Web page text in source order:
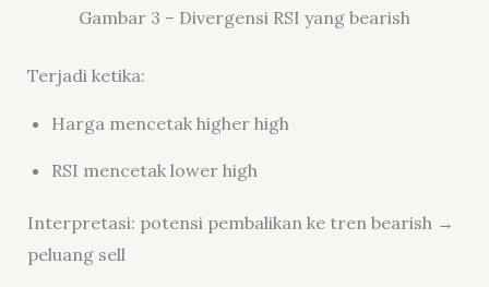
Gambar 3 – Divergensi RSI yang bearish
Terjadi ketika:
Harga mencetak higher high
RSI mencetak lower high
Interpretasi: potensi pembalikan ke tren bearish →
peluang sell